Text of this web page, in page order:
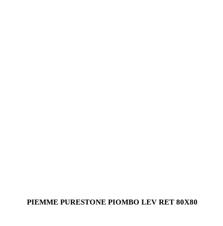
PIEMME PURESTONE PIOMBO LEV RET 80X80